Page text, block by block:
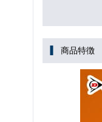
商品特徴